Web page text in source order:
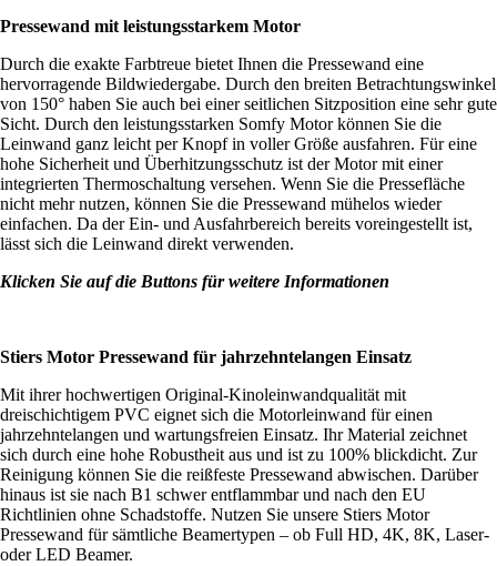
Pressewand mit leistungsstarkem Motor
Durch die exakte Farbtreue bietet Ihnen die Pressewand eine
hervorragende Bildwiedergabe. Durch den breiten Betrachtungswinkel
von 150° haben Sie auch bei einer seitlichen Sitzposition eine sehr gute
Sicht. Durch den leistungsstarken Somfy Motor können Sie die
Leinwand ganz leicht per Knopf in voller Größe ausfahren. Für eine
hohe Sicherheit und Überhitzungsschutz ist der Motor mit einer
integrierten Thermoschaltung versehen. Wenn Sie die Pressefläche
nicht mehr nutzen, können Sie die Pressewand mühelos wieder
einfachen. Da der Ein- und Ausfahrbereich bereits voreingestellt ist,
lässt sich die Leinwand direkt verwenden.
Klicken Sie auf die Buttons für weitere Informationen
Stiers Motor Pressewand für jahrzehntelangen Einsatz
Mit ihrer hochwertigen Original-Kinoleinwandqualität mit
dreischichtigem PVC eignet sich die Motorleinwand für einen
jahrzehntelangen und wartungsfreien Einsatz. Ihr Material zeichnet
sich durch eine hohe Robustheit aus und ist zu 100% blickdicht. Zur
Reinigung können Sie die reißfeste Pressewand abwischen. Darüber
hinaus ist sie nach B1 schwer entflammbar und nach den EU
Richtlinien ohne Schadstoffe. Nutzen Sie unsere Stiers Motor
Pressewand für sämtliche Beamertypen – ob Full HD, 4K, 8K, Laser-
oder LED Beamer.